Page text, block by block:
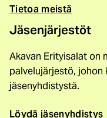
Tietoa meistä
Jäsenjärjestöt
Akavan Erityisalat on
palvelujärjestö, johon
jäsenyhdistystä.
Löydä jäsenyhdistys